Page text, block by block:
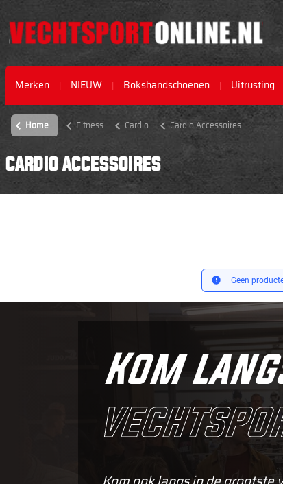
Merken NIEUW Bokshandschoenen Uitrusting
Home Fitness Cardio Cardio Accessoires
CARDIO ACCESSOIRES
Geen
Kom